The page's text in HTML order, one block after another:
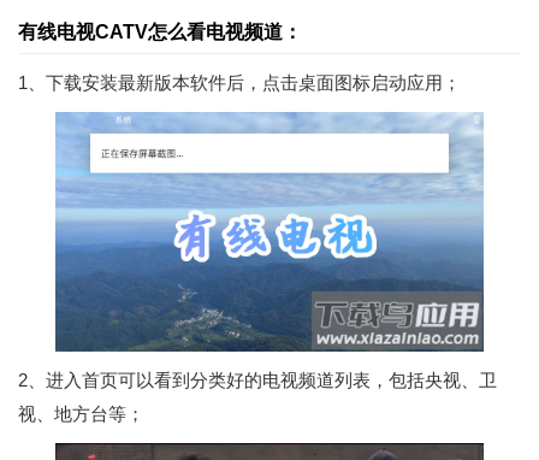
有线电视CATV怎么看电视频道：
1、下载安装最新版本软件后，点击桌面图标启动应用；
2、进入首页可以看到分类好的电视频道列表，包括央视、卫
视、地方台等；